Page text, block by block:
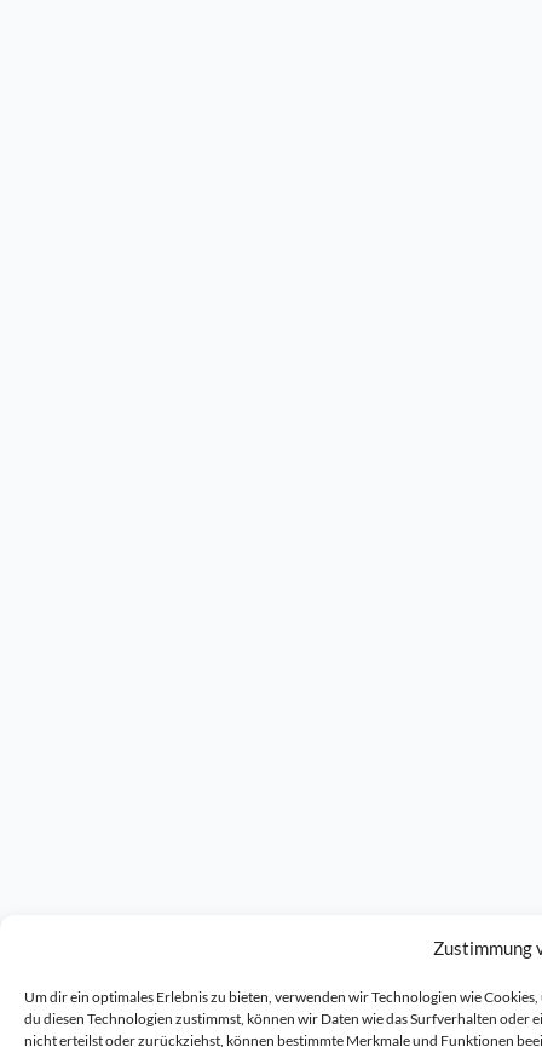
Zustimmung
Um dir ein optimales Erlebnis zu bieten, verwenden wir Technologien wie
du diesen Technologien zustimmst, können wir Daten wie das Surfverhalten
nicht erteilst oder zurückziehst, können bestimmte Merkmale und Funktionen